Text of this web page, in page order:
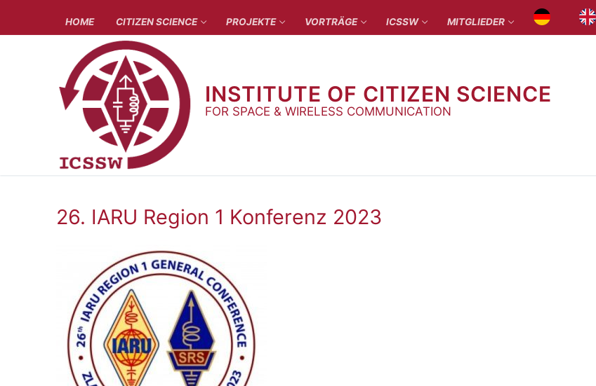
HOME CITIZEN SCIENCE PROJEKTE VORTRÄGE ICSSW MITGLIEDER
INSTITUTE OF CITIZEN SCIENCE
FOR SPACE & WIRELESS COMMUNICATION
26. IARU Region 1 Konferenz 2023